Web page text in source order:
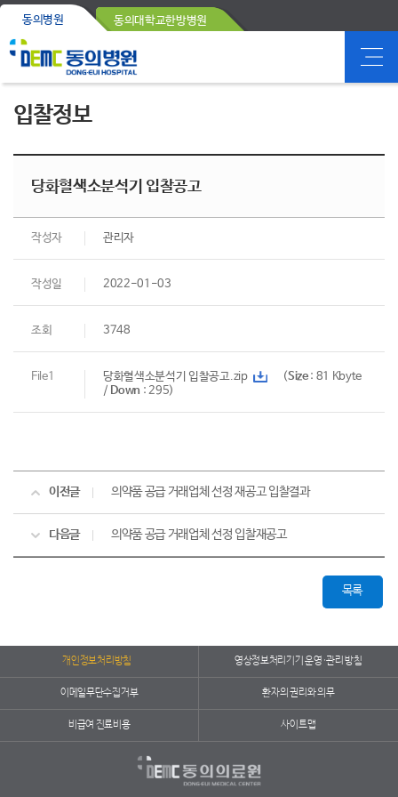
동의병원 동의대학교한방병원
입찰정보
당화혈색소분석기 입찰공고
작성자 관리자
작성일 2022-01-03
조회 3748
File1 당화혈색소분석기 입찰공고.zip (Size: 81 Kbyte
/ Down : 295)
이전글 의약품 공급 거래업체 선정 재공고 입찰결과
다음글 의약품 공급 거래업체 선정 입찰재공고
목록
개인정보처리방침 영상정보처리기기 운영·관리 방침
이메일무단수집거부 환자의 권리와 의무
비급여 진료비용 사이트맵